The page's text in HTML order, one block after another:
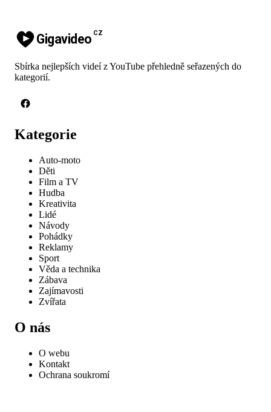
Gigavideo CZ
Sbírka nejlepších videí z YouTube přehledně seřazených do
kategorií.
Kategorie
Auto-moto
Děti
Film a TV
Hudba
Kreativita
Lidé
Návody
Pohádky
Reklamy
Sport
Věda a technika
Zábava
Zajímavosti
Zvířata
O nás
O webu
Kontakt
Ochrana soukromí